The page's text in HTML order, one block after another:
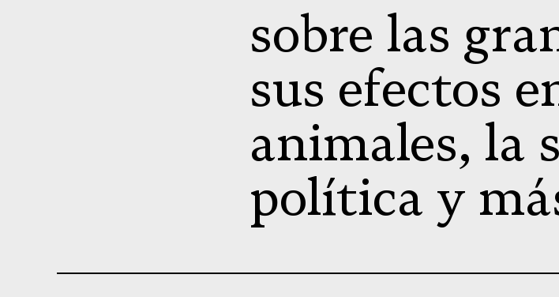
sobre las
sus efectos
animales, la
política y